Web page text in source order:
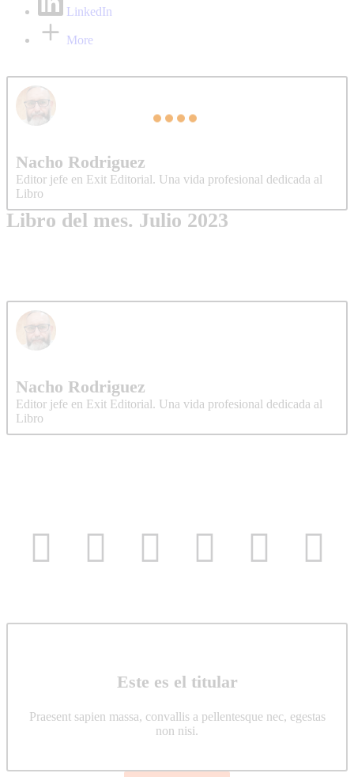
LinkedIn
More
Nacho Rodriguez
Editor jefe en Exit Editorial. Una vida profesional dedicada al
Libro
Libro del mes. Julio 2023
Nacho Rodriguez
Editor jefe en Exit Editorial. Una vida profesional dedicada al
Libro
Este es el titular
Praesent sapien massa, convallis a pellentesque nec, egestas
non nisi.